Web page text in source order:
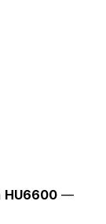
HU6600 —